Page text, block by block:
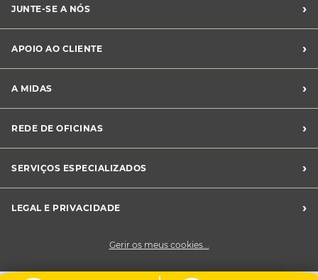
JUNTE-SE A NÓS ›
Franchising Midas
APOIO AO CLIENTE ›
Livro de Reclamações
Canal de Denúncias
Perguntas Frequentes
A MIDAS ›
Sustentabilidade
Notícias Midas
REDE DE OFICINAS ›
SERVIÇOS ESPECIALIZADOS
›
LEGAL E PRIVACIDADE
›
Cookies
Gerir os meus cookies...